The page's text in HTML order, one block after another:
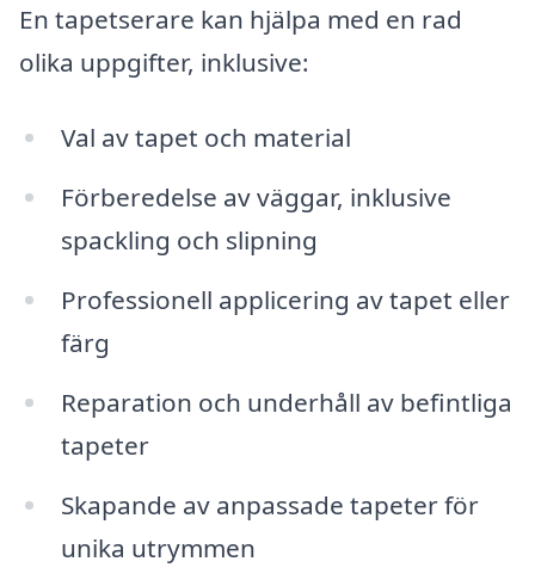
En tapetserare kan hjälpa med en rad
olika uppgifter, inklusive:
Val av tapet och material
Förberedelse av väggar, inklusive
spackling och slipning
Professionell applicering av tapet eller
färg
Reparation och underhåll av befintliga
tapeter
Skapande av anpassade tapeter för
unika utrymmen